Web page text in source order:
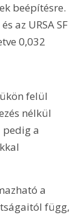
beépítésre.
az URSA SF
0,032
felül
nélkül
a
a
függ,